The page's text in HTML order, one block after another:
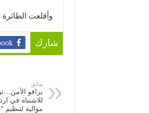
وأقلعت الطائرة
شارك
سابق
برافو
للاشتباه في
موالية